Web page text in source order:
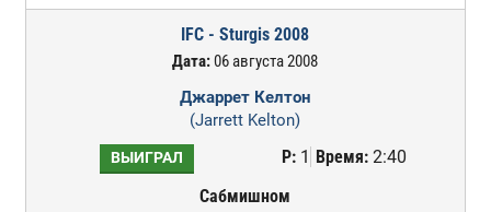
IFC - Sturgis 2008
Дата:06 августа 2008
Джаррет Келтон
(Jarrett Kelton)
ВЫИГРАЛ Р:1 Время:2:40
Сабмишном